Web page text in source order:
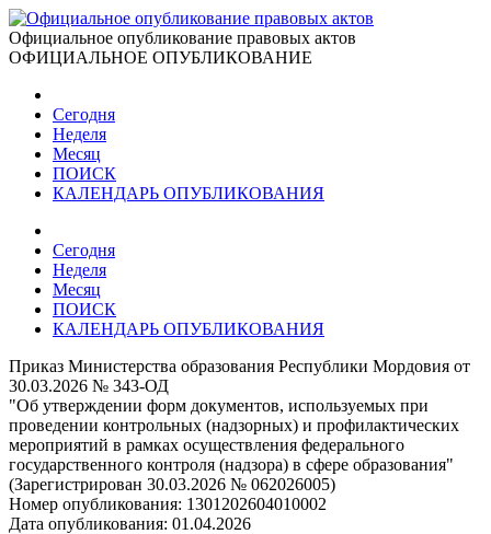
Официальное опубликование правовых актов
ОФИЦИАЛЬНОЕ ОПУБЛИКОВАНИЕ
Сегодня
Неделя
Месяц
ПОИСК
КАЛЕНДАРЬ ОПУБЛИКОВАНИЯ
Сегодня
Неделя
Месяц
ПОИСК
КАЛЕНДАРЬ ОПУБЛИКОВАНИЯ
Приказ Министерства образования Республики Мордовия от
30.03.2026 № 343-ОД
"Об утверждении форм документов, используемых при
проведении контрольных (надзорных) и профилактических
мероприятий в рамках осуществления федерального
государственного контроля (надзора) в сфере образования"
(Зарегистрирован 30.03.2026 № 062026005)
Номер опубликования: 1301202604010002
Дата опубликования: 01.04.2026